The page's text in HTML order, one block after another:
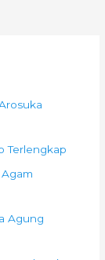
Terlengkap
Agung